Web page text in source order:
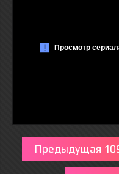
Предыдущая